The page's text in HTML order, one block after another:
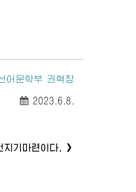
어문학부 권혁창
2023.6.8.
기마련이다.》